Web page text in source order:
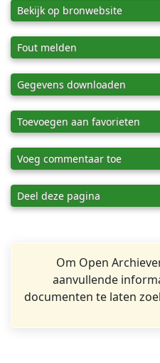
Bekijk op bronwebsite
Fout melden
Gegevens downloaden
Toevoegen aan favorieten
Voeg commentaar toe
Deel deze pagina
Om Open
aanvullende
documenten te laten